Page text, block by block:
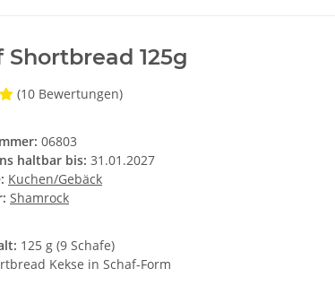
Shortbread 125g
(10 Bewertungen)
06803
haltbar bis: 31.01.2027
Kuchen/Gebäck
Shamrock
125 g (9 Schafe)
Kekse in Schaf-Form